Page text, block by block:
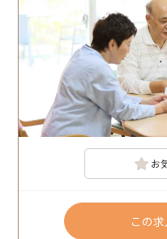
お
この